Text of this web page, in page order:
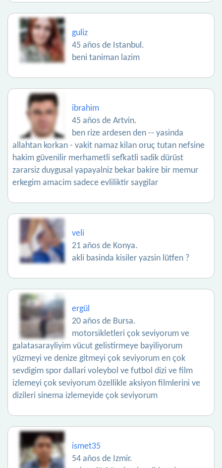
guliz
45 años de Istanbul.
beni taniman lazim
ibrahim
45 años de Artvin.
ben rize ardesen den -- yasinda
allahtan korkan - vakit namaz kilan oruç tutan nefsine
hakim güvenilir merhametli sefkatli sadik dürüst
zararsiz duygusal yapayalniz bekar bakire bir memur
erkegim amacim sadece evliliktir saygilar
veli
21 años de Konya.
akli basinda kisiler yazsin lütfen ?
ergül
20 años de Bursa.
motorsikletleri çok seviyorum ve
galatasarayliyim vücut gelistirmeye bayiliyorum
yüzmeyi ve denize gitmeyi çok seviyorum en çok
sevdigim spor dallari voleybol ve futbol dizi ve film
izlemeyi çok seviyorum özellikle aksiyon filmlerini ve
dizileri sinema izlemeyide çok seviyorum
ismet35
54 años de Izmir.